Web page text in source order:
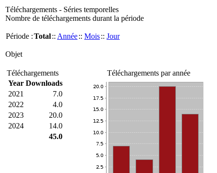
Téléchargements - Séries temporelles
Nombre de téléchargements durant la période
Période :Total:: Année:: Mois:: Jour
Objet
Téléchargements
Year Downloads
2021
7.0
2022
4.0
2023
20.0
2024
14.0
45.0
Téléchargements par année